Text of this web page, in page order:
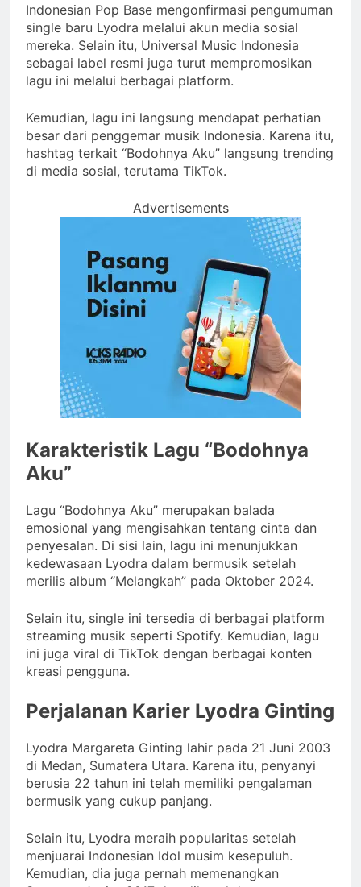
Indonesian Pop Base mengonfirmasi pengumuman
single baru Lyodra melalui akun media sosial
mereka. Selain itu, Universal Music Indonesia
sebagai label resmi juga turut mempromosikan
lagu ini melalui berbagai platform.
Kemudian, lagu ini langsung mendapat perhatian
besar dari penggemar musik Indonesia. Karena itu,
hashtag terkait “Bodohnya Aku” langsung trending
di media sosial, terutama TikTok.
Advertisements
Karakteristik Lagu “Bodohnya
Aku”
Lagu “Bodohnya Aku” merupakan balada
emosional yang mengisahkan tentang cinta dan
penyesalan. Di sisi lain, lagu ini menunjukkan
kedewasaan Lyodra dalam bermusik setelah
merilis album “Melangkah” pada Oktober 2024.
Selain itu, single ini tersedia di berbagai platform
streaming musik seperti Spotify. Kemudian, lagu
ini juga viral di TikTok dengan berbagai konten
kreasi pengguna.
Perjalanan Karier Lyodra Ginting
Lyodra Margareta Ginting lahir pada 21 Juni 2003
di Medan, Sumatera Utara. Karena itu, penyanyi
berusia 22 tahun ini telah memiliki pengalaman
bermusik yang cukup panjang.
Selain itu, Lyodra meraih popularitas setelah
menjuarai Indonesian Idol musim kesepuluh.
Kemudian, dia juga pernah memenangkan